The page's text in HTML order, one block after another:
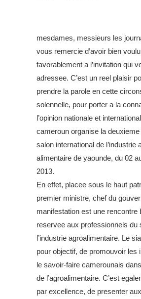
mesdames, messieurs les
vous remercie d’avoir bien
favorablement a l’invitation qui
adressee. C’est un reel plaisir
prendre la parole en cette
solennelle, pour porter a la
l’opinion nationale et
cameroun organise la deuxieme
salon international de l’industrie
alimentaire de yaounde, du 02
2013.
En effet, placee sous le haut
premier ministre, chef du
manifestation est une rencontre
reservee aux professionnels du
l’industrie agroalimentaire. Le
pour objectif, de promouvoir les
le savoir-faire camerounais
de l’agroalimentaire. C’est
par excellence, de presenter